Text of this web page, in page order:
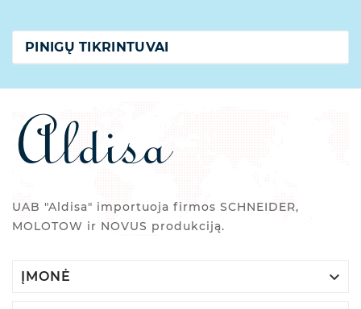
PINIGŲ TIKRINTUVAI
UAB "Aldisa" importuoja firmos SCHNEIDER,
MOLOTOW ir NOVUS produkciją.
ĮMONĖ 